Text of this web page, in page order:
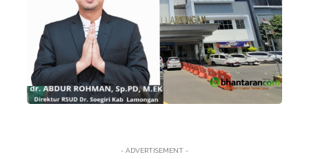
- ADVERTISEMENT -